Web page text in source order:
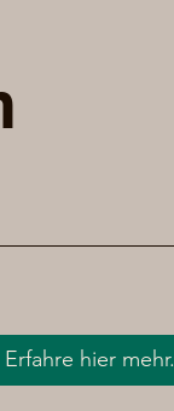
Erfahre hier mehr.